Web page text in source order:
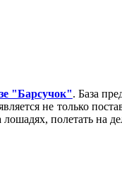
"Барсучок". База
не только
полетать на